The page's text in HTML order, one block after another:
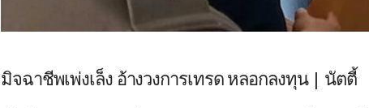
มิจฉาชีพเพ่งเล็ง อ้างวงการเทรด หลอกลงทุน | นัตตี้